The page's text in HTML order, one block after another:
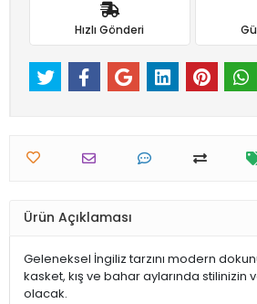
Hızlı Gönderi
Ürün Açıklaması
Geleneksel İngiliz tarzını modern
kasket, kış ve bahar aylarında stilinizin
olacak.